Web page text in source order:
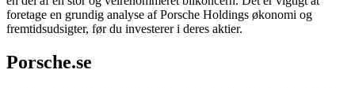
foretage en grundig analyse af Porsche Holdings økonomi og
fremtidsudsigter, før du investerer i deres aktier.
Porsche.se